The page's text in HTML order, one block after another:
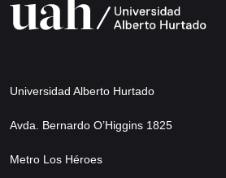
Universidad Alberto Hurtado
Avda. Bernardo O’Higgins 1825
Metro Los Héroes